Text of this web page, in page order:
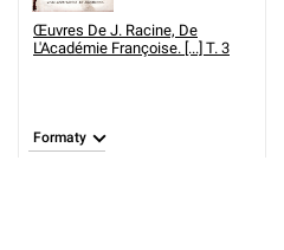
Œuvres De J. Racine, De
L'Académie Françoise. [...] T. 3
Formaty